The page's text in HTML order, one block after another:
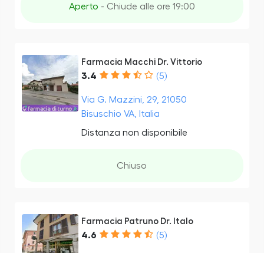
Aperto - Chiude alle ore 19:00
Farmacia Macchi Dr. Vittorio
3.4 (5)
Via G. Mazzini, 29, 21050
Bisuschio VA, Italia
Distanza non disponibile
Chiuso
Farmacia Patruno Dr. Italo
4.6 (5)